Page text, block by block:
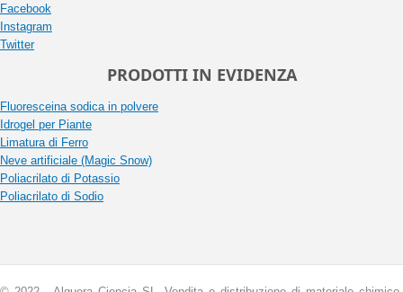
Facebook
Instagram
Twitter
PRODOTTI IN EVIDENZA
Fluoresceina sodica in polvere
Idrogel per Piante
Limatura di Ferro
Neve artificiale (Magic Snow)
Poliacrilato di Potassio
Poliacrilato di Sodio